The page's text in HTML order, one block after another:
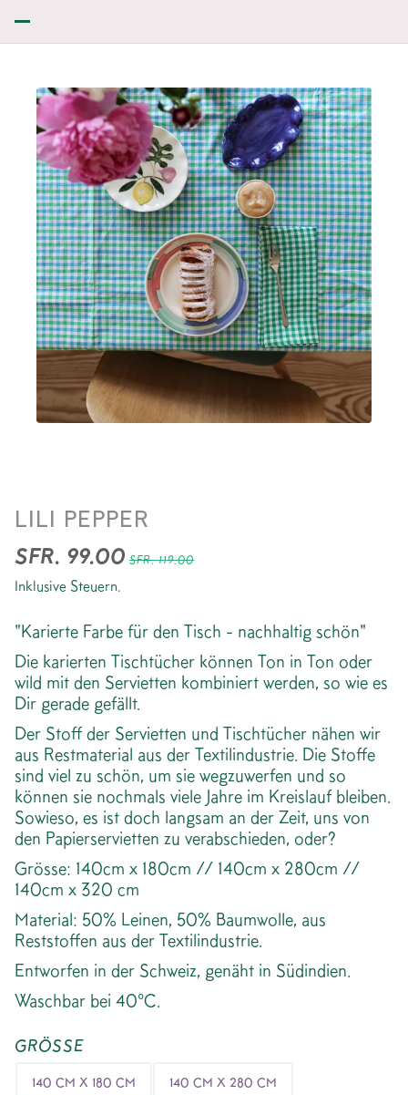
TISCHTUCH *CHECK
LILI PEPPER
SFR. 99.00 SFR. 119.00
Inklusive Steuern.
"Karierte Farbe für den Tisch - nachhaltig schön"
Die karierten Tischtücher können Ton in Ton oder
wild mit den Servietten kombiniert werden, so wie es
Dir gerade gefällt.
Der Stoff der Servietten und Tischtücher nähen wir
aus Restmaterial aus der Textilindustrie. Die Stoffe
sind viel zu schön, um sie wegzuwerfen und so
können sie nochmals viele Jahre im Kreislauf bleiben.
Sowieso, es ist doch langsam an der Zeit, uns von
den Papierservietten zu verabschieden, oder?
Grösse: 140cm x 180cm // 140cm x 280cm //
140cm x 320 cm
Material: 50% Leinen, 50% Baumwolle, aus
Reststoffen aus der Textilindustrie.
Entworfen in der Schweiz, genäht in Südindien.
Waschbar bei 40°C.
GRÖSSE
140 CM X 180 CM 140 CM X 280 CM